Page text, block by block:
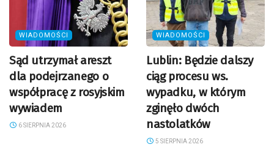
WIADOMOŚCI
Sąd utrzymał areszt
dla podejrzanego o
współpracę z rosyjskim
wywiadem
6 SIERPNIA 2026
WIADOMOŚCI
Lublin: Będzie dalszy
ciąg procesu ws.
wypadku, w którym
zginęło dwóch
nastolatków
5 SIERPNIA 2026